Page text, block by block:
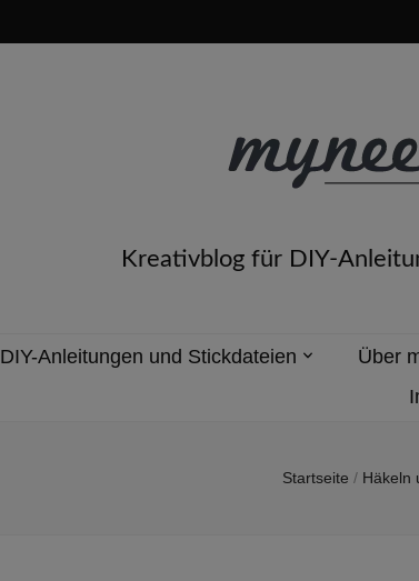
Kreativblog für DIY-
DIY-Anleitungen und Stickdateien Über
Startseite / Häkeln